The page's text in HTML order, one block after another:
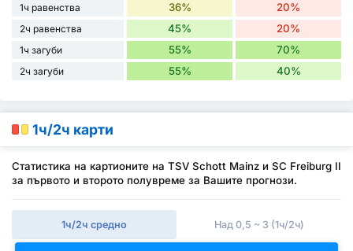
1ч равенства 36% 20%
2ч равенства 45% 20%
1ч загуби 55% 70%
2ч загуби 55% 40%
1ч/2ч карти
Статистика на картионите на TSV Schott Mainz и SC Freiburg II
за първото и второто полувреме за Вашите прогнози.
1ч/2ч средно Над 0,5 ~ 3 (1ч/2ч)